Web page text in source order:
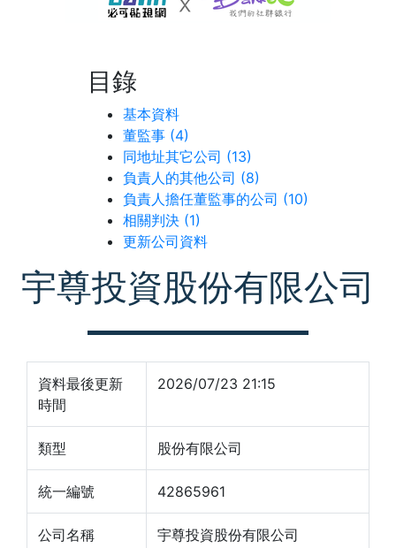
目錄
基本資料
董監事 (4)
同地址其它公司 (13)
負責人的其他公司 (8)
負責人擔任董監事的公司 (10)
相關判決 (1)
更新公司資料
宇尊投資股份有限公司
資料最後更新
時間
2026/07/23 21:15
類型 股份有限公司
統一編號 42865961
公司名稱 宇尊投資股份有限公司